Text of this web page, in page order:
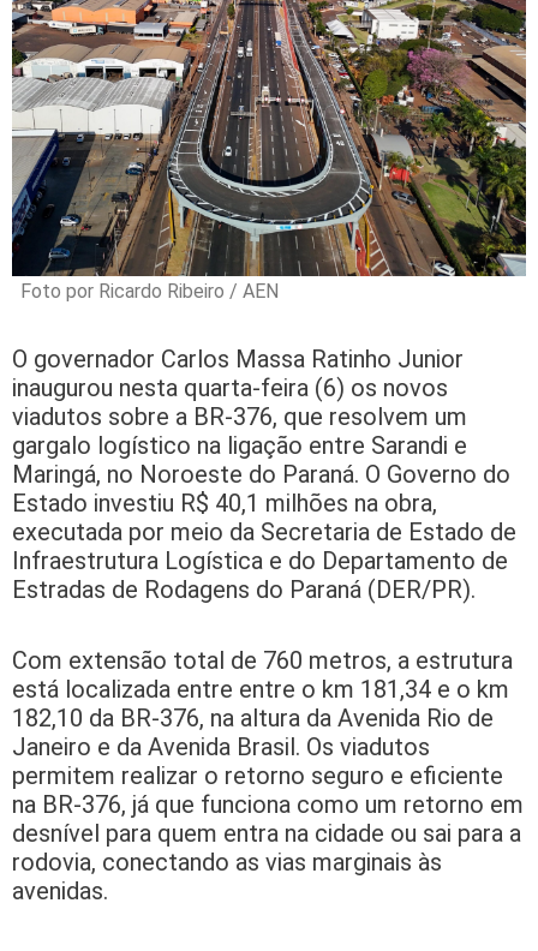
Foto por Ricardo Ribeiro / AEN
O governador Carlos Massa Ratinho Junior
inaugurou nesta quarta-feira (6) os novos
viadutos sobre a BR-376, que resolvem um
gargalo logístico na ligação entre Sarandi e
Maringá, no Noroeste do Paraná. O Governo do
Estado investiu R$ 40,1 milhões na obra,
executada por meio da Secretaria de Estado de
Infraestrutura Logística e do Departamento de
Estradas de Rodagens do Paraná (DER/PR).
Com extensão total de 760 metros, a estrutura
está localizada entre entre o km 181,34 e o km
182,10 da BR-376, na altura da Avenida Rio de
Janeiro e da Avenida Brasil. Os viadutos
permitem realizar o retorno seguro e eficiente
na BR-376, já que funciona como um retorno em
desnível para quem entra na cidade ou sai para a
rodovia, conectando as vias marginais às
avenidas.